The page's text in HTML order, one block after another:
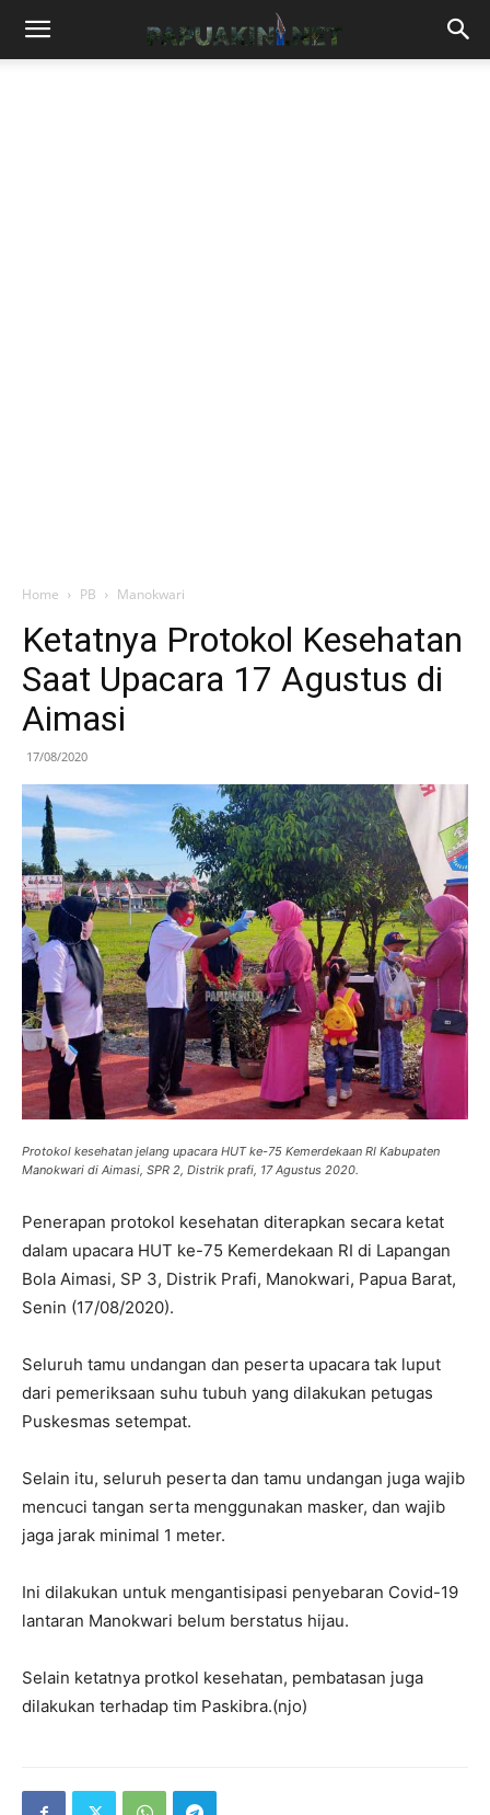
Home PB Manokwari
Ketatnya Protokol Kesehatan
Saat Upacara 17 Agustus di
Aimasi
17/08/2020
Protokol kesehatan jelang upacara HUT ke-75 Kemerdekaan RI Kabupaten
Manokwari di Aimasi, SPR 2, Distrik prafi, 17 Agustus 2020.
Penerapan protokol kesehatan diterapkan secara ketat
dalam upacara HUT ke-75 Kemerdekaan RI di Lapangan
Bola Aimasi, SP 3, Distrik Prafi, Manokwari, Papua Barat,
Senin (17/08/2020).
Seluruh tamu undangan dan peserta upacara tak luput
dari pemeriksaan suhu tubuh yang dilakukan petugas
Puskesmas setempat.
Selain itu, seluruh peserta dan tamu undangan juga wajib
mencuci tangan serta menggunakan masker, dan wajib
jaga jarak minimal 1 meter.
Ini dilakukan untuk mengantisipasi penyebaran Covid-19
lantaran Manokwari belum berstatus hijau.
Selain ketatnya protkol kesehatan, pembatasan juga
dilakukan terhadap tim Paskibra.(njo)